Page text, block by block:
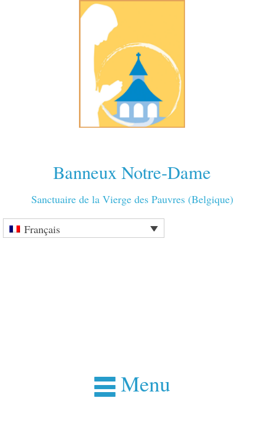
Banneux Notre-Dame
Sanctuaire de la Vierge des Pauvres (Belgique)
Français
Menu